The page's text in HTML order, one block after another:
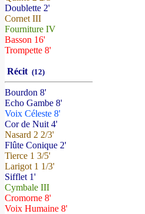
Doublette 2'
Cornet III
Fourniture IV
Basson 16'
Trompette 8'
Récit (12)
Bourdon 8'
Echo Gambe 8'
Voix Céleste 8'
Cor de Nuit 4'
Nasard 2 2/3'
Flûte Conique 2'
Tierce 1 3/5'
Larigot 1 1/3'
Sifflet 1'
Cymbale III
Cromorne 8'
Voix Humaine 8'